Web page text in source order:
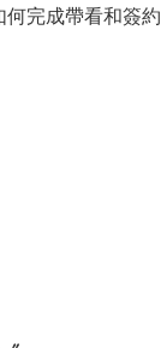
完成帶看和簽約